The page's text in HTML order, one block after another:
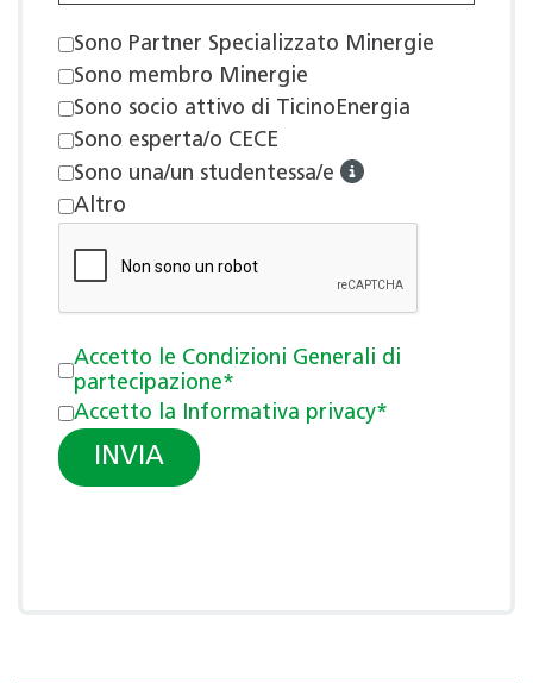
Sono Partner Specializzato Minergie
Sono membro Minergie
Sono socio attivo di TicinoEnergia
Sono esperta/o CECE
Sono una/un studentessa/e
Altro
condizioni generali*
Accetto le Condizioni Generali di
partecipazione*
Informativa privacy *
Accetto la Informativa privacy*
INVIA